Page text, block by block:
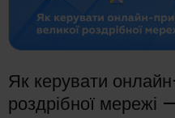
Як керувати
роздрібної